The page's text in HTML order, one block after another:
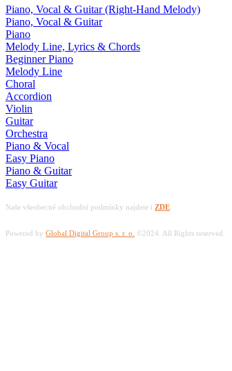
Piano, Vocal & Guitar (Right-Hand Melody)
Piano, Vocal & Guitar
Piano
Melody Line, Lyrics & Chords
Beginner Piano
Melody Line
Choral
Accordion
Violin
Guitar
Orchestra
Piano & Vocal
Easy Piano
Piano & Guitar
Easy Guitar
Naše všeobecné obchodní podmínky najdete i ZDE
Powered by Global Digital Group s. r. o. ©2024. All Rights reserved.